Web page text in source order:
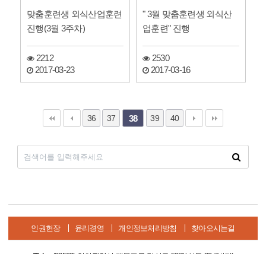
맞춤훈련생 외식산업훈련
진행(3월 3주차)
2212
2017-03-23
" 3월 맞춤훈련생 외식산
업훈련" 진행
2530
2017-03-16
36 37 38 39 40
인권헌장 윤리경영 개인정보처리방침 찾아오시는길